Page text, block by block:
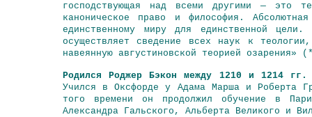
господствующая над всеми другими — это
каноническое право и философия.
единственному миру для единственной
осуществляет сведение всех наук к
навеянную августиновской теорией озарения»
Родился Роджер Бэкон между 1210 и 1214
Учился в Оксфорде у Адама Марша и Роберта
того времени он продолжил обучение в
Александра Гальского, Альберта Великого и